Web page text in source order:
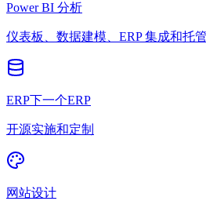
Power BI 分析
仪表板、数据建模、ERP 集成和托
ERP下一个ERP
开源实施和定制
网站设计